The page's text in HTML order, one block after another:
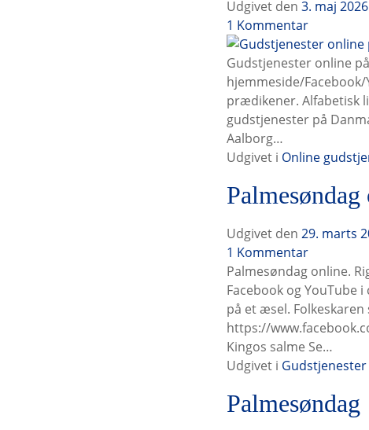
Udgivet den 3. maj 2026
1 KommentarG
u
d
s
t
j
n
s
e
r
o
n
l
i
n
e
å
Gudstjenester online
hjemmeside/
prædikener. Alfabetisk
gudstjenester på
Aalborg…
Udgivet i Online
Udgivet den 29. marts
1 KommentarP
a
l
m
e
s
ø
d
Palmesøndag online.
Facebook og YouTube
på et æsel.
https://
Kingos salme Se…
Udgivet i Gudstjenester
Palmesøndag